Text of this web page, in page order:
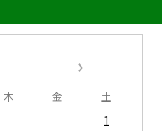
木 金 土
1